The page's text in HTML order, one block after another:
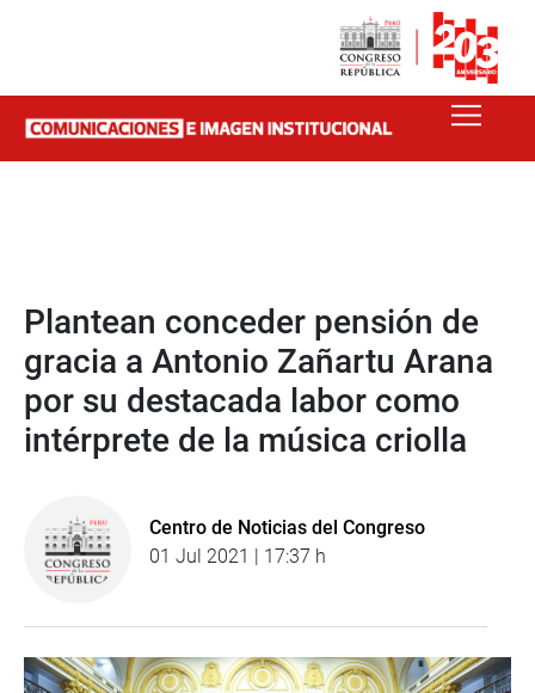
Plantean conceder pensión de
gracia a Antonio Zañartu Arana
por su destacada labor como
intérprete de la música criolla
Centro de Noticias del Congreso
01 Jul 2021 | 17:37 h